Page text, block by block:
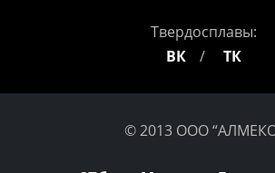
Твердосплавы:
ВК
ТК
© 2013 ООО